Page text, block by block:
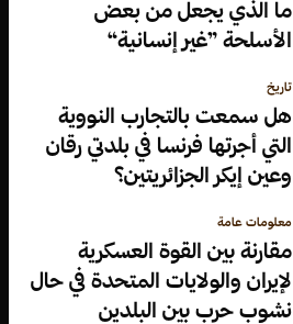
ما الذي يجعل من بعض
الأسلحة ”غير إنسانية“
تاريخ
هل سمعت بالتجارب النووية
التي أجرتها فرنسا في بلدتي رقان
وعين إيكر الجزائريتين؟
معلومات عامة
مقارنة بين القوة العسكرية
لإيران والولايات المتحدة في حال
نشوب حرب بين البلدين